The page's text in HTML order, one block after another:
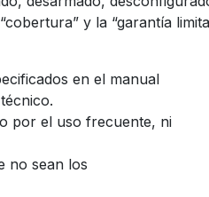
y la “garantía
en el manual
por el uso frecuente, ni
no sean los